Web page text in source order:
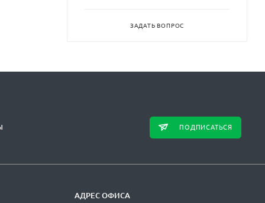
ЗАДАТЬ ВОПРОС
ПОДПИСАТЬСЯ
АДРЕС ОФИСА